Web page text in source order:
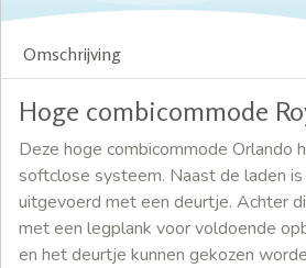
Omschrijving
Hoge combicommode
Deze hoge combicommode Orlando
softclose systeem. Naast de laden
uitgevoerd met een deurtje. Achter
met een legplank voor voldoende
en het deurtje kunnen gekozen